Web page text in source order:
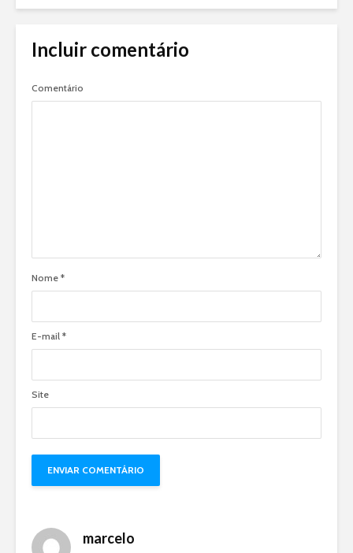
Incluir comentário
Comentário
Nome *
E-mail *
Site
marcelo